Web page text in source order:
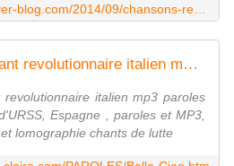
Bella Ciao parole Chant revolutionnaire italien mp3 paroles
italien mp3 paroles
Espagne , paroles et MP3,
lomographie chants de lutte